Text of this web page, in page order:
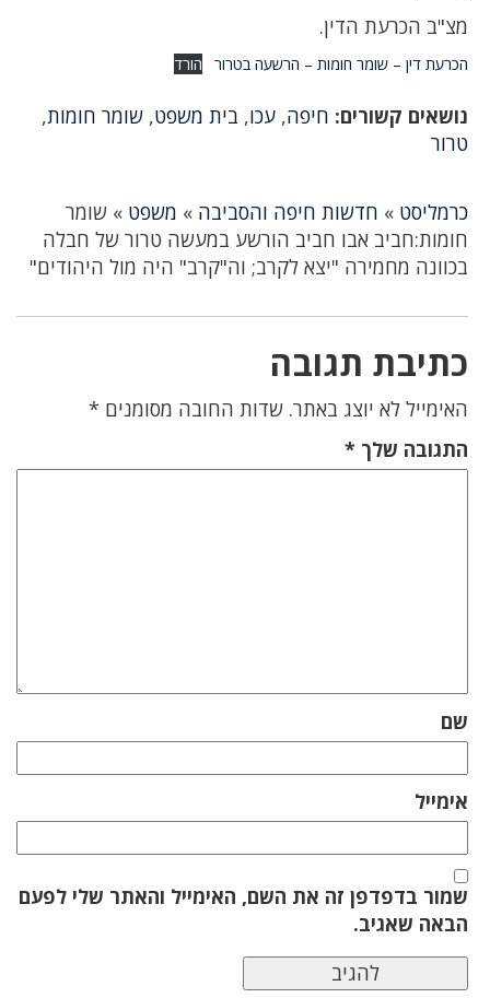
מצ"ב הכרעת הדין.
הכרעת דין – שומר חומות – הרשעה בטרור הורד
נושאים קשורים: חיפה, עכו, בית משפט, שומר חומות,
טרור
כרמליסט » חדשות חיפה והסביבה » משפט » שומר
חומות:חביב אבו חביב הורשע במעשה טרור של חבלה
בכוונה מחמירה "יצא לקרב; וה"קרב" היה מול היהודים"
כתיבת תגובה
האימייל לא יוצג באתר. שדות החובה מסומנים *
התגובה שלך *
שם
אימייל
שמור בדפדפן זה את השם, האימייל והאתר שלי לפעם
הבאה שאגיב.